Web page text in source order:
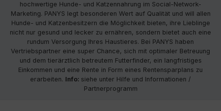
hochwertige Hunde- und Katzennahrung im Social-Network-
Marketing. PANYS legt besonderen Wert auf Qualität und will allen
Hunde- und Katzenbesitzern die Möglichkeit bieten, ihre Lieblinge
nicht nur gesund und lecker zu ernähren, sondern bietet auch eine
rundum Versorgung Ihres Haustieres. Bei PANYS haben
Vertriebspartner eine super Chance, sich mit optimaler Betreuung
und dem tierärztlich betreutem Futterfinder, ein langfristiges
Einkommen und eine Rente in Form eines Rentensparplans zu
erarbeiten. Info: siehe unter Hilfe und Informationen /
Partnerprogramm